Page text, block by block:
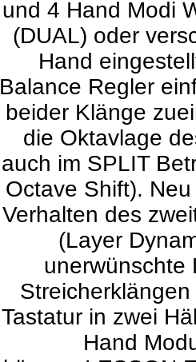
und 4 Hand Modi
(DUAL) oder
Hand
Balance Regler
beider Klänge
die Oktavlage
auch im SPLIT
Octave Shift).
Verhalten des
(Layer
unerwünschte
Tastatur in zwei
Hand